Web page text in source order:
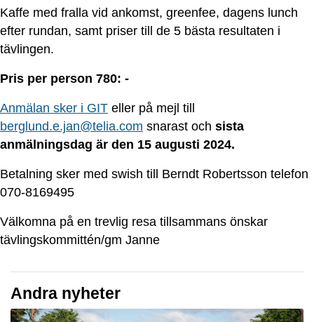
Kaffe med fralla vid ankomst, greenfee, dagens lunch
efter rundan, samt priser till de 5 bästa resultaten i
tävlingen.
Pris per person 780: -
Anmälan sker i GIT eller på mejl till
berglund.e.jan@telia.com snarast och sista
anmälningsdag är den 15 augusti 2024.
Betalning sker med swish till Berndt Robertsson telefon
070-8169495
Välkomna på en trevlig resa tillsammans önskar
tävlingskommittén/gm Janne
Andra nyheter